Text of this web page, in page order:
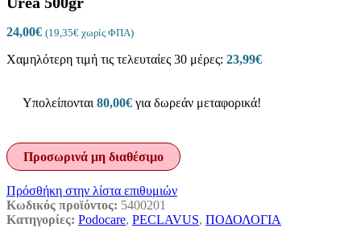
24,00€ (19,35€ χωρίς ΦΠΑ)
Χαμηλότερη τιμή τις τελευταίες 30 μέρες: 23,99€
Υπολείπονται 80,00€ για δωρεάν μεταφορικά!
Προσωρινά μη διαθέσιμο
Πρόσθήκη στην λίστα επιθυμιών
Κωδικός προϊόντος: 5400201
Κατηγορίες: Podocare, PECLAVUS, ΠΟΔΟΛΟΓΙΑ